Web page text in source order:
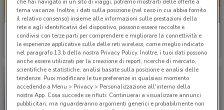
Mac Cosmetics
Scade il 01/09 7.3 km
-5 GIORNI
Kiehls
Scade mercoledì 7.3 km
che hai navigato in un sito di viaggi, potremo mostrarti delle offerte a
tema vacanze. Inoltre, i dati sulla posizione (nel caso in cui abbia fornito
il relativo consenso) insieme alle informazioni sulle prestazioni della
rete e agli identificativi del dispositivo, possono essere raccolte e
condivisi con terze parti per comprendere e migliorare la connettività e
le esperienze applicative sulle delle reti wireless, come meglio indicato
nel paragrafo 13.b della nostra Privacy Policy. Inoltre, i tuoi dati possono
anche essere utilizzati per la creazione di report, ricerche di mercato,
scientifiche e statistiche, analisi basate sulla posizione e analisi delle
tendenze. Puoi modificare le tue preferenze in qualsiasi momento
accedendo a Menu > Privacy > Personalizzazione all'interno della
nostra App. Cosa succede se rifiuti: Continuerai a visualizzare annunci
pubblicitari, ma riguarderanno argomenti generici e probabilmente non